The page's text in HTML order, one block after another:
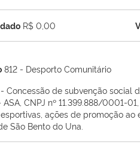
R$ 0,00
812 - Desporto Comunitário
Concessão de subvenção social
CNPJ nº 11.399.888/0001-
ações de promoção
São Bento do Una.